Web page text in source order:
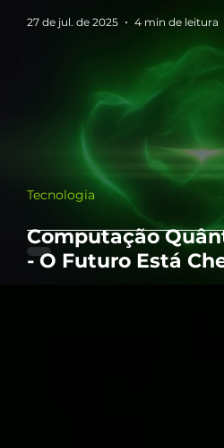
Computação
- O Futuro Está
Tecnologia
27 de jul. de 2025 4 min de leitura